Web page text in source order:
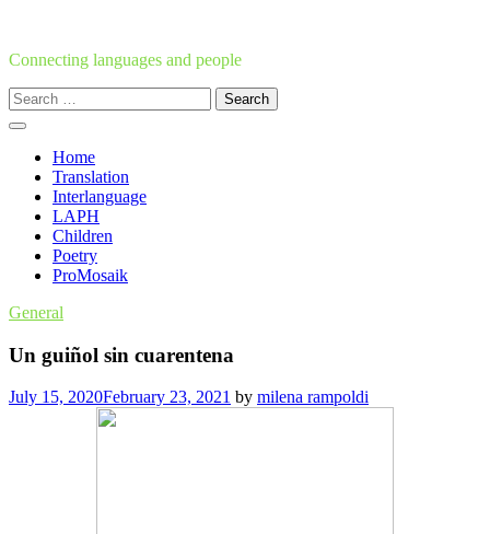
content
Connecting languages and people
Search
for:
Home
Translation
Interlanguage
LAPH
Children
Poetry
ProMosaik
General
Un guiñol sin cuarentena
July 15, 2020February 23, 2021 by milena rampoldi